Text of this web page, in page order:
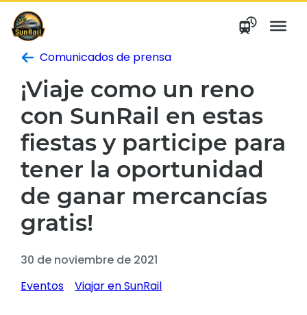
saltar
contenido
Comunicados de prensa
¡Viaje como un reno
con SunRail en estas
fiestas y participe para
tener la oportunidad
de ganar mercancías
gratis!
30 de noviembre de 2021
Eventos
Viajar en SunRail